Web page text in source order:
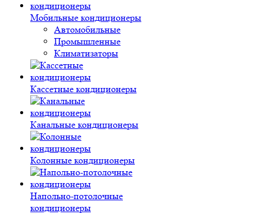
Мобильные кондиционеры
Автомобильные
Промышленные
Климатизаторы
Кассетные кондиционеры
Канальные кондиционеры
Колонные кондиционеры
Напольно-потолочные
кондиционеры